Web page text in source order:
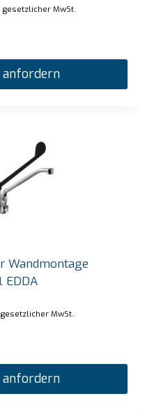
gesetzlicher MwSt.
Wandmontage
EDDA
MwSt.